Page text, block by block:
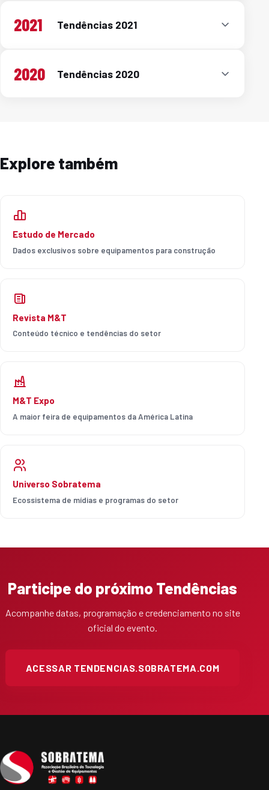
2021 Tendências 2021
2020 Tendências 2020
Explore também
Estudo de Mercado
Dados exclusivos sobre equipamentos para construção
Revista M&T
Conteúdo técnico e tendências do setor
M&T Expo
A maior feira de equipamentos da América Latina
Universo Sobratema
Ecossistema de mídias e programas do setor
Participe do próximo Tendências
Acompanhe datas, programação e credenciamento no site
oficial do evento.
ACESSAR TENDENCIAS.SOBRATEMA.COM